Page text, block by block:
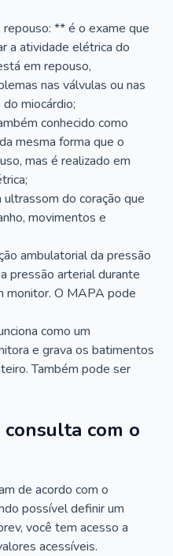
** é o exame que
a atividade elétrica do
em repouso,
nas válvulas ou nas
miocárdio;
conhecido como
mesma forma que o
mas é realizado em
ultrassom do coração que
movimentos e
ambulatorial da pressão
pressão arterial durante
monitor. O MAPA pode
como um
e grava os batimentos
Também pode ser
com o
de acordo com o
possível definir um
você tem acesso a
acessíveis.